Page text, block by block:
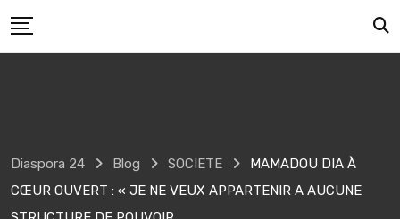
to
Diaspora 24 Blog SOCIETE
MAMADOU DIA À
CŒUR OUVERT : « JE NE VEUX APPARTENIR A AUCUNE